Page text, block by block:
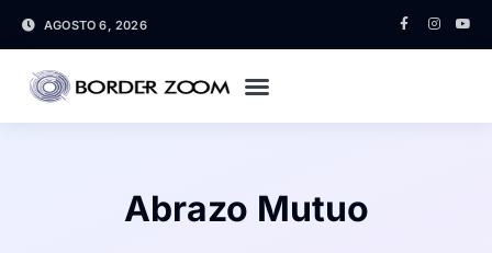
AGOSTO 6, 2026
Abrazo Mutuo